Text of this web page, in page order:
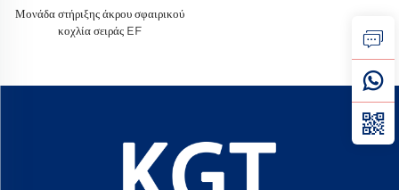
Μονάδα στήριξης άκρου σφαιρικού
κοχλία σειράς EF